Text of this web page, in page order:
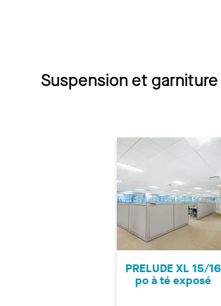
Suspension et
PRELUDE XL 15/16
po à té exposé